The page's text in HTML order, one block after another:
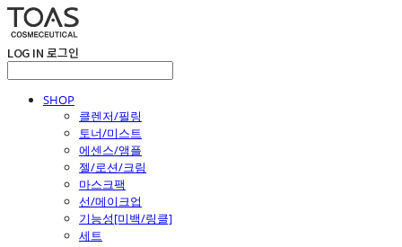
LOG IN 로그인
SHOP
클렌저/필링
토너/미스트
에센스/앰플
젤/로션/크림
마스크팩
선/메이크업
기능성[미백/링클]
세트